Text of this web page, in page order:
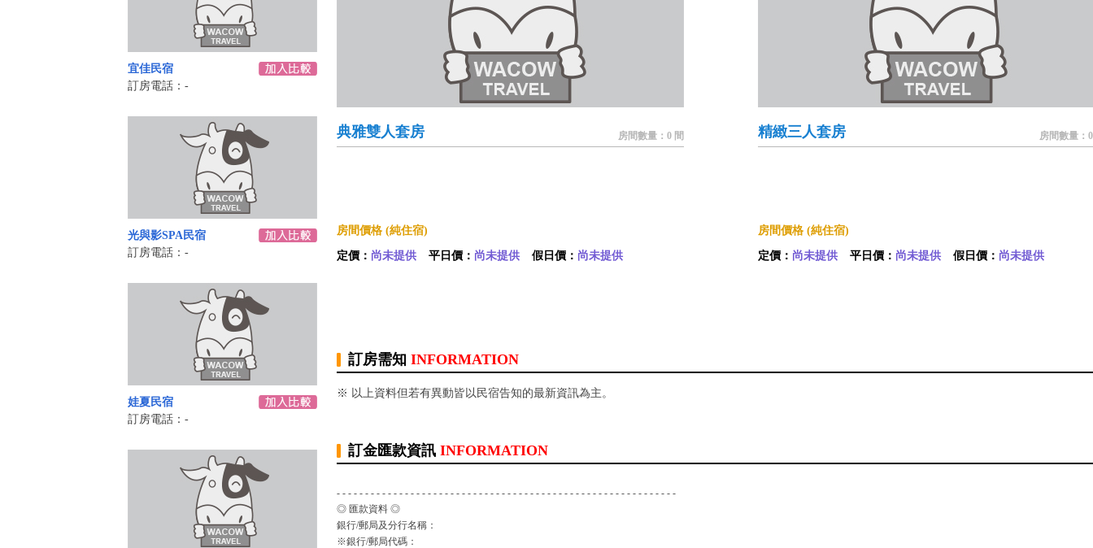
宜佳民宿
訂房電話：-
光與影SPA民宿
訂房電話：-
娃夏民宿
訂房電話：-
典雅雙人套房 房間數量：0 間
房間價格 (純住宿)
定價： 尚未提供 平日價： 尚未提供 假日價： 尚未提供
精緻三人套房 房間數量：
房間價格 (純住宿)
定價： 尚未提供 平日價： 尚未提供 假日價： 尚未提供
訂房需知 INFORMATION
※ 以上資料但若有異動皆以民宿告知的最新資訊為主。
訂金匯款資訊 INFORMATION
- - - - - - - - - - - - - - - - - - - - - - - - - - - - - - - - - - - - - - - - - - - - - - - - - - - - - - - - - - - -
◎ 匯款資料 ◎
銀行/郵局及分行名稱：
※銀行/郵局代碼：